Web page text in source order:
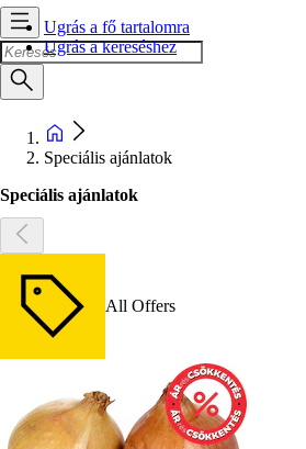
Ugrás a fő tartalomra
Ugrás a kereséshez
Speciális ajánlatok
Speciális ajánlatok
All Offers